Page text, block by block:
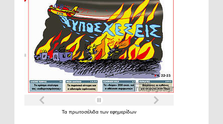
Τα πρωτοσέλιδα των εφημερίδων